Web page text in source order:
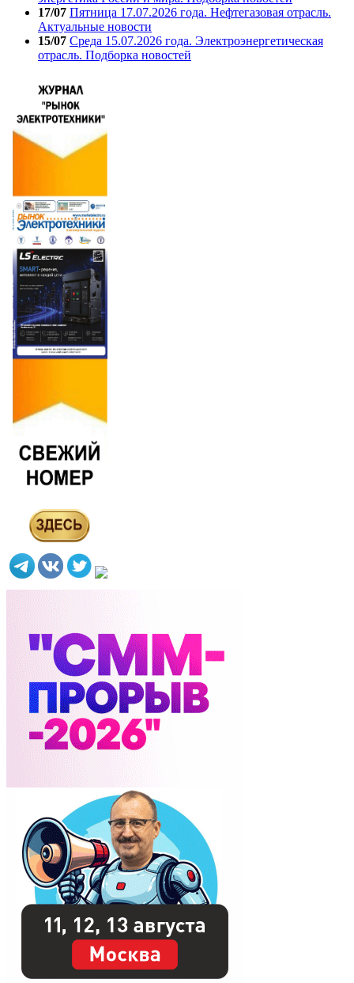
17/07 Пятница 17.07.2026 года. Нефтегазовая отрасль.
Актуальные новости
15/07 Среда 15.07.2026 года. Электроэнергетическая
отрасль. Подборка новостей